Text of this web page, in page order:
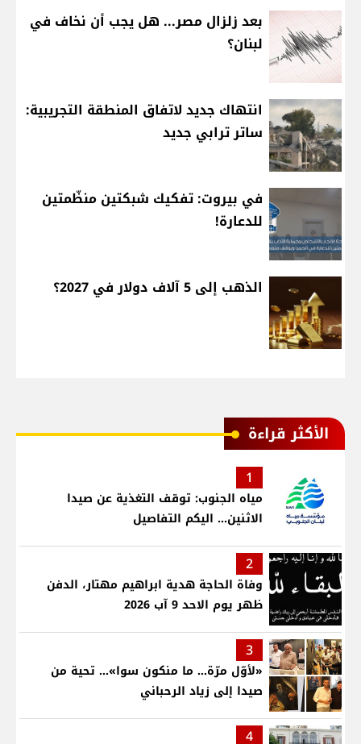
بعد زلزال مصر... هل يجب أن نخاف في
لبنان؟
انتهاك جديد لاتفاق المنطقة التجريبية:
ساتر ترابي جديد
في بيروت: تفكيك شبكتين منظّمتين
للدعارة!
الذهب إلى 5 آلاف دولار في 2027؟
الأكثر قراءة
1
مياه الجنوب: توقف التغذية عن صيدا
الاثنين... اليكم التفاصيل
2
وفاة الحاجة هدية ابراهيم مهتار، الدفن
ظهر يوم الاحد 9 آب 2026
3
«لأوّل مرّة… ما منكون سوا»… تحية من
صيدا إلى زياد الرحباني
4